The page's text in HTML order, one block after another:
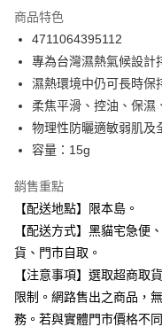
合作金庫商業銀行
華南商業銀行
上海商業儲蓄銀行
國泰世華商業銀行
臺灣中小企業銀行
匯豐（台灣）商業銀行
聯邦商業銀行
元大商業銀行
台新國際商業銀行
台灣樂天信用卡公司
LINE Pay
Apple Pay
街口支付
Google Pay
全盈+PAY
大哥付你分期
相關說明
【大哥付你分期使用說明】
1.本服務由台灣大哥大提供，
ATM付款
商品特色
4711064395112
專為台灣濕熱氣候設計
濕熱環境中仍可長時保
柔焦平滑、控油、保濕
物理性防曬適敏弱肌及
容量：15g
銷售重點
【配送地點】限本島。
【配送方式】黑貓宅急便
貨、門市自取。
【注意事項】選取超商取
限制。網路售出之商品，
務。若與實體門市價格不